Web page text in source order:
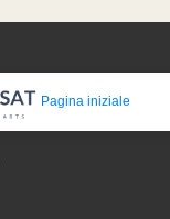
Pagina iniziale